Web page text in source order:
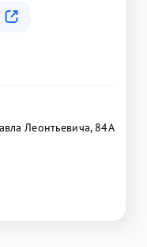
Леонтьевича, 84А